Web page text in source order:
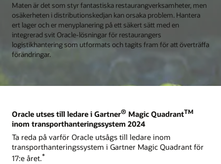
Maten är det som styr fantastiska restaurangverksamheter, men
osäkerheten i distributionskedjan kan orsaka problem. Hantera
ert lager och er menyplanering på ett säkert sätt med en
integrerad svit Oracle-lösningar för restaurangers
logistikhantering som utformats och tagits fram för att överträffa
förändringar.
Oracle utses till ledare i Gartner® Magic QuadrantTM
inom transporthanteringssystem 2024
Ta reda på varför Oracle utsågs till ledare inom
transporthanteringssystem i Gartner Magic Quadrant för
17:e året.*